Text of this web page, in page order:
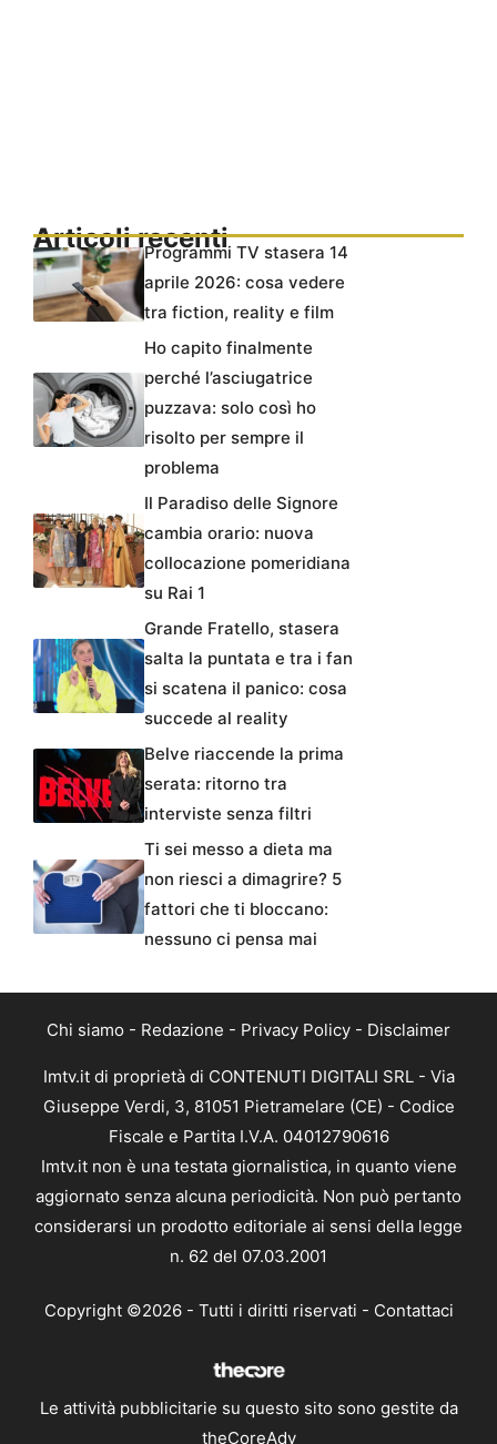
Articoli recentiProgrammi TV stasera 14
aprile 2026: cosa vedere
tra fiction, reality e film
Ho capito finalmente
perché l’asciugatrice
puzzava: solo così ho
risolto per sempre il
problema
Il Paradiso delle Signore
cambia orario: nuova
collocazione pomeridiana
su Rai 1
Grande Fratello, stasera
salta la puntata e tra i fan
si scatena il panico: cosa
succede al reality
Belve riaccende la prima
serata: ritorno tra
interviste senza filtri
Ti sei messo a dieta ma
non riesci a dimagrire? 5
fattori che ti bloccano:
nessuno ci pensa mai
Chi siamo - Redazione - Privacy Policy - Disclaimer
Imtv.it di proprietà di CONTENUTI DIGITALI SRL - Via
Giuseppe Verdi, 3, 81051 Pietramelare (CE) - Codice
Fiscale e Partita I.V.A. 04012790616
Imtv.it non è una testata giornalistica, in quanto viene
aggiornato senza alcuna periodicità. Non può pertanto
considerarsi un prodotto editoriale ai sensi della legge
n. 62 del 07.03.2001
Copyright ©2026 - Tutti i diritti riservati - Contattaci
Le attività pubblicitarie su questo sito sono gestite da
theCoreAdv